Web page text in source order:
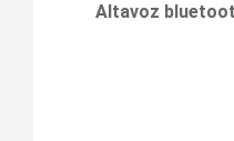
Altavoz